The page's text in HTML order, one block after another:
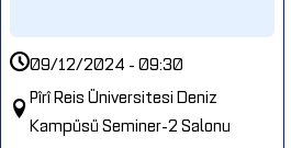
09/12/2024 - 09:30
Pîrî Reis Üniversitesi Deniz
Kampüsü Seminer-2 Salonu